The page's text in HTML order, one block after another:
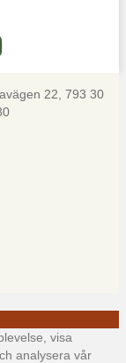
22, 793 30
visa
analysera vår